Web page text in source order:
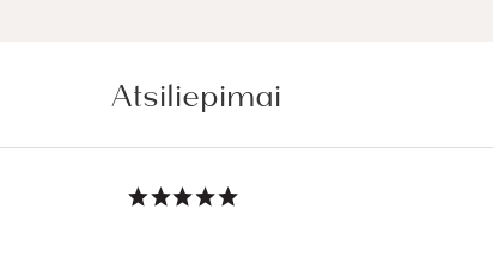
Atsiliepimai